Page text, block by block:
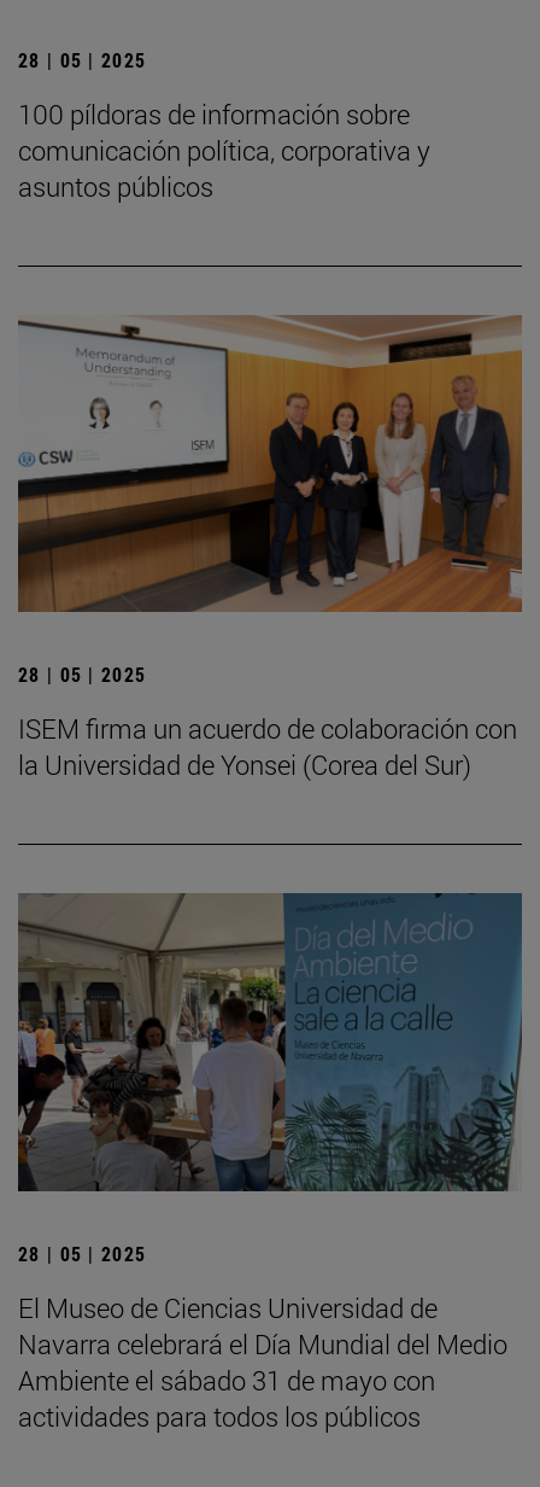
28 | 05 | 2025
100 píldoras de información sobre
comunicación política, corporativa y
asuntos públicos
28 | 05 | 2025
ISEM firma un acuerdo de colaboración con
la Universidad de Yonsei (Corea del Sur)
28 | 05 | 2025
El Museo de Ciencias Universidad de
Navarra celebrará el Día Mundial del Medio
Ambiente el sábado 31 de mayo con
actividades para todos los públicos